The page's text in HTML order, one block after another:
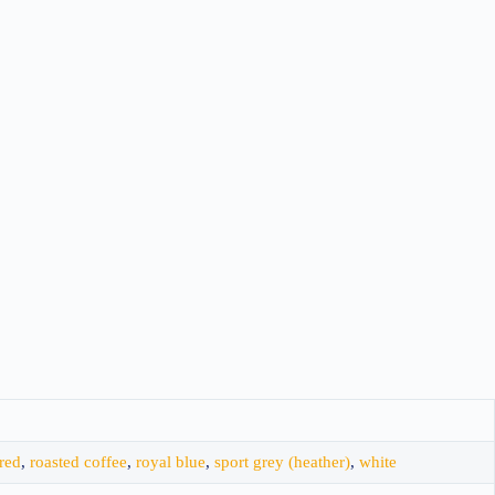
red, roasted coffee, royal blue, sport grey (heather), white